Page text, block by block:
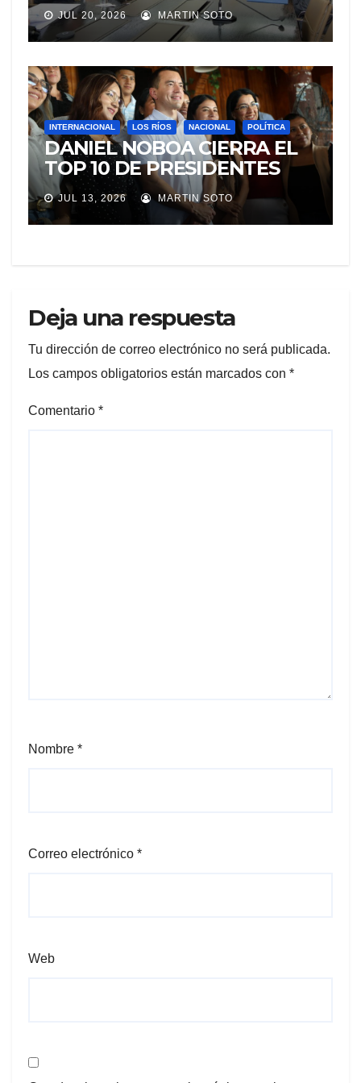
JUDICATURA
JUL 20, 2026 MARTIN SOTO
INTERNACIONAL LOS RÍOS NACIONAL POLÍTICA
DANIEL NOBOA CIERRA EL
TOP 10 DE PRESIDENTES
CON MEJOR IMAGEN EN
AMÉRICA LATINA
JUL 13, 2026 MARTIN SOTO
Deja una respuesta
Tu dirección de correo electrónico no será publicada.
Los campos obligatorios están marcados con *
Comentario *
Nombre *
Correo electrónico *
Web